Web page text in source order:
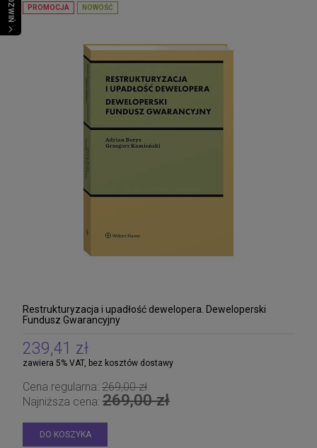
ROZWIŃ
Restrukturyzacja i upadłość dewelopera. Deweloperski
Fundusz Gwarancyjny
239,41 zł
zawiera 5% VAT, bez kosztów dostawy
Cena regularna: 269,00 zł
Najniższa cena: 269,00 zł
DO KOSZYKA
PROMOCJA NOWOŚĆ